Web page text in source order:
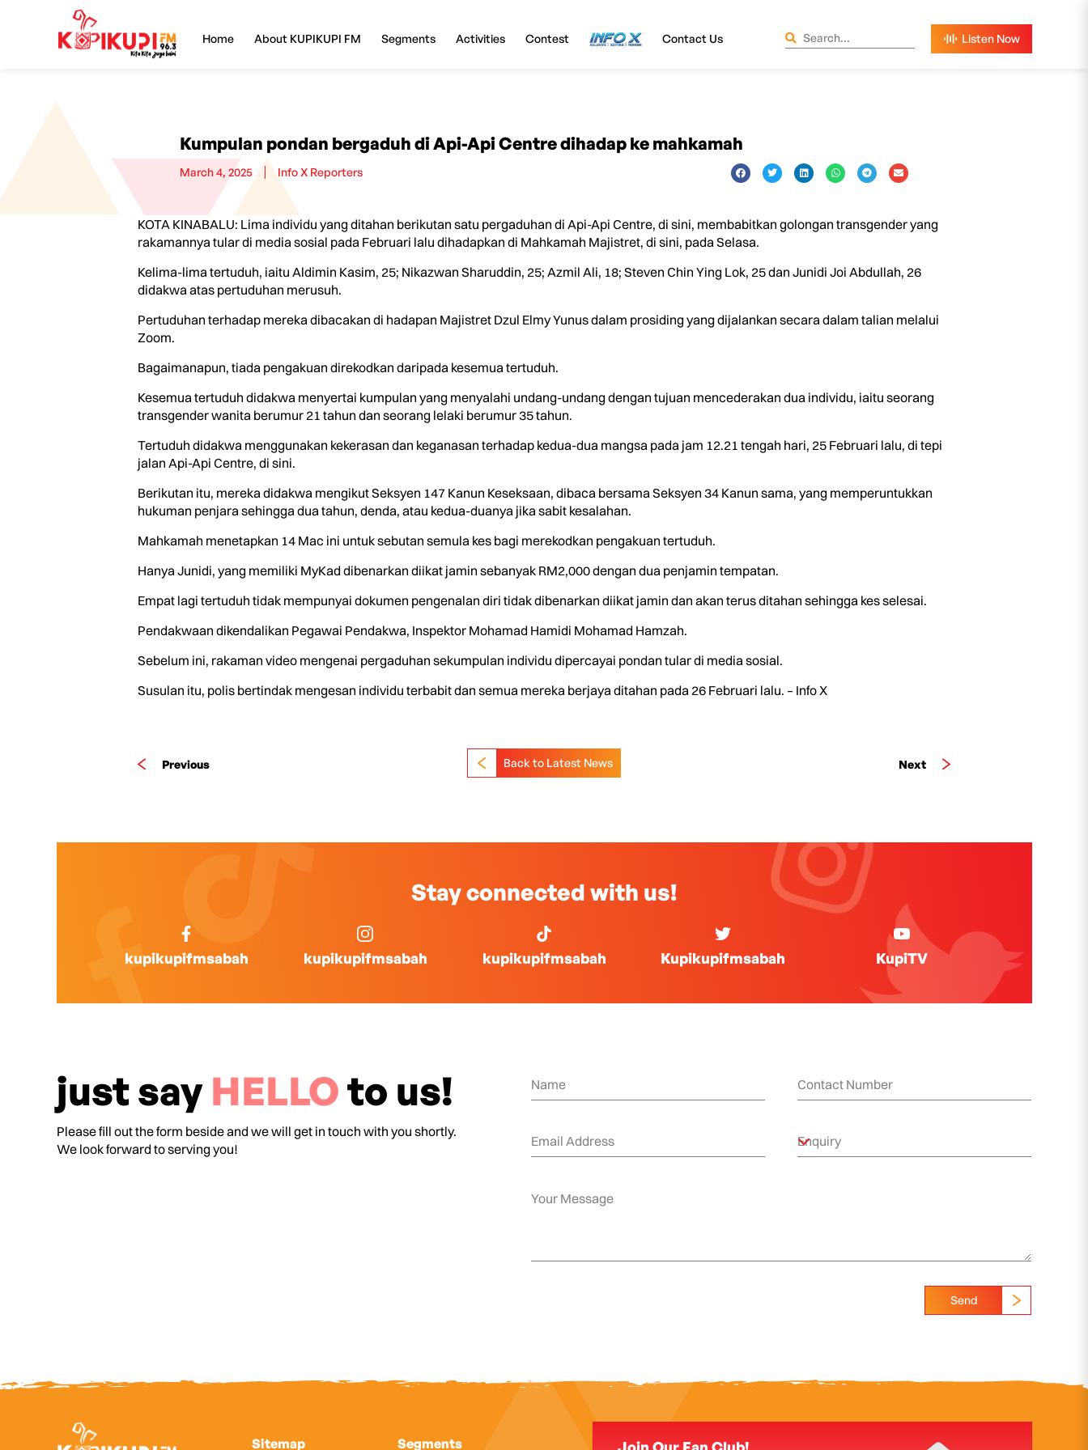
Home About KUPIKUPI FM Segments Activities Contest InfoX Contact Us
Kumpulan pondan bergaduh di Api-Api Centre dihadap ke mahkamah
March 4, 2025 Info X Reporters
KOTA KINABALU: Lima individu yang ditahan berikutan satu pergaduhan di Api-Api Centre, di sini, membabitkan golongan transgender yang
rakamannya tular di media sosial pada Februari lalu dihadapkan di Mahkamah Majistret, di sini, pada Selasa.
Kelima-lima tertuduh, iaitu Aldimin Kasim, 25; Nikazwan Sharuddin, 25; Azmil Ali, 18; Steven Chin Ying Lok, 25 dan Junidi Joi Abdullah, 26
didakwa atas pertuduhan merusuh.
Pertuduhan terhadap mereka dibacakan di hadapan Majistret Dzul Elmy Yunus dalam prosiding yang dijalankan secara dalam talian melalui
Zoom.
Bagaimanapun, tiada pengakuan direkodkan daripada kesemua tertuduh.
Kesemua tertuduh didakwa menyertai kumpulan yang menyalahi undang-undang dengan tujuan mencederakan dua individu, iaitu seorang
transgender wanita berumur 21 tahun dan seorang lelaki berumur 35 tahun.
Tertuduh didakwa menggunakan kekerasan dan keganasan terhadap kedua-dua mangsa pada jam 12.21 tengah hari, 25 Februari lalu, di tepi
jalan Api-Api Centre, di sini.
Berikutan itu, mereka didakwa mengikut Seksyen 147 Kanun Keseksaan, dibaca bersama Seksyen 34 Kanun sama, yang memperuntukkan
hukuman penjara sehingga dua tahun, denda, atau kedua-duanya jika sabit kesalahan.
Mahkamah menetapkan 14 Mac ini untuk sebutan semula kes bagi merekodkan pengakuan tertuduh.
Hanya Junidi, yang memiliki MyKad dibenarkan diikat jamin sebanyak RM2,000 dengan dua penjamin tempatan.
Empat lagi tertuduh tidak mempunyai dokumen pengenalan diri tidak dibenarkan diikat jamin dan akan terus ditahan sehingga kes selesai.
Pendakwaan dikendalikan Pegawai Pendakwa, Inspektor Mohamad Hamidi Mohamad Hamzah.
Sebelum ini, rakaman video mengenai pergaduhan sekumpulan individu dipercayai pondan tular di media sosial.
Susulan itu, polis bertindak mengesan individu terbabit dan semua mereka berjaya ditahan pada 26 Februari lalu. – Info X
Previous Next
Back to Latest News
Stay connected with us!
kupikupifmsabah kupikupifmsabah kupikupifmsabah Kupikupifmsabah KupiTV
just say HELLOto us!
Please fill out the form beside and we will get in touch with you shortly.
We look forward to serving you!
Send
Sitemap Segments